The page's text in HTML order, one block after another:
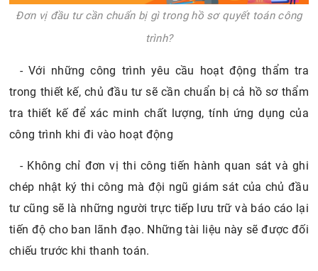
Đơn vị đầu tư cần chuẩn bị gì trong hồ sơ quyết toán công
trình?
- Với những công trình yêu cầu hoạt động thẩm tra
trong thiết kế, chủ đầu tư sẽ cần chuẩn bị cả hồ sơ thẩm
tra thiết kế để xác minh chất lượng, tính ứng dụng của
công trình khi đi vào hoạt động
- Không chỉ đơn vị thi công tiến hành quan sát và ghi
chép nhật ký thi công mà đội ngũ giám sát của chủ đầu
tư cũng sẽ là những người trực tiếp lưu trữ và báo cáo lại
tiến độ cho ban lãnh đạo. Những tài liệu này sẽ được đối
chiếu trước khi thanh toán.